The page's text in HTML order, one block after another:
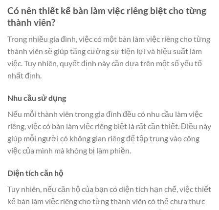
Có nên thiết kế bàn làm việc riêng biệt cho từng
thành viên?
Trong nhiều gia đình, việc có một bàn làm việc riêng cho từng
thành viên sẽ giúp tăng cường sự tiện lợi và hiệu suất làm
việc. Tuy nhiên, quyết định này cần dựa trên một số yếu tố
nhất định.
Nhu cầu sử dụng
Nếu mỗi thành viên trong gia đình đều có nhu cầu làm việc
riêng, việc có bàn làm việc riêng biệt là rất cần thiết. Điều này
giúp mỗi người có không gian riêng để tập trung vào công
việc của mình mà không bị làm phiền.
Diện tích căn hộ
Tuy nhiên, nếu căn hộ của bạn có diện tích hạn chế, việc thiết
kế bàn làm việc riêng cho từng thành viên có thể chưa thực